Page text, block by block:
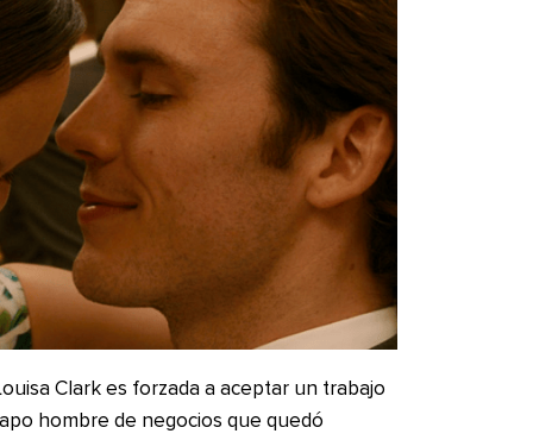
Clark es forzada a aceptar un trabajo
hombre de negocios que quedó